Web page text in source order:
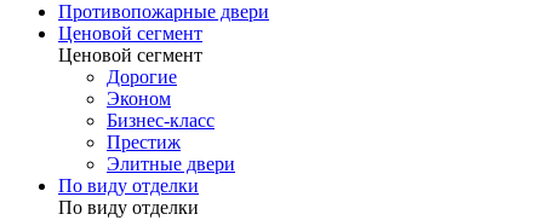
Противопожарные двери
Ценовой сегмент
Ценовой сегмент
Дорогие
Эконом
Бизнес-класс
Престиж
Элитные двери
По виду отделки
По виду отделки